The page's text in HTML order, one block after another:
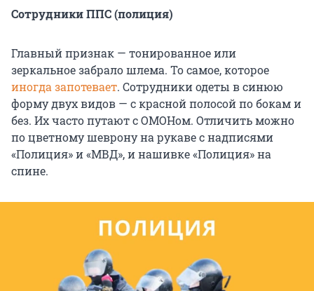
Сотрудники ППС (полиция)
Главный признак — тонированное или
зеркальное забрало шлема. То самое, которое
иногда запотевает. Сотрудники одеты в синюю
форму двух видов — с красной полосой по бокам и
без. Их часто путают с ОМОНом. Отличить можно
по цветному шеврону на рукаве с надписями
«Полиция» и «МВД», и нашивке «Полиция» на
спине.